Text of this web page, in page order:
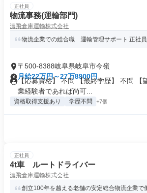
正社員
物流事務(運輸部門)
濃飛倉庫運輸株式会社
物流企業での総合職 運輸管理サポート 正社員
〒500-8388岐阜県岐阜市今嶺
月給22万円～27万8900円
【応募資格】 不問 【最終学歴】 不問 【
業経験者であれば尚可...
資格取得支援あり 学歴不問 +7個
正社員
4t車 ルートドライバー
濃飛倉庫運輸株式会社
創立100年を越える老舗の安定総合物流企業で